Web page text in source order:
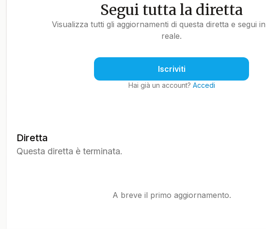
Segui tutta la diretta
Visualizza tutti gli aggiornamenti di questa diretta e segui
reale.
Iscriviti
Hai già un account? Accedi
Diretta
Questa diretta è terminata.
A breve il primo aggiornamento.